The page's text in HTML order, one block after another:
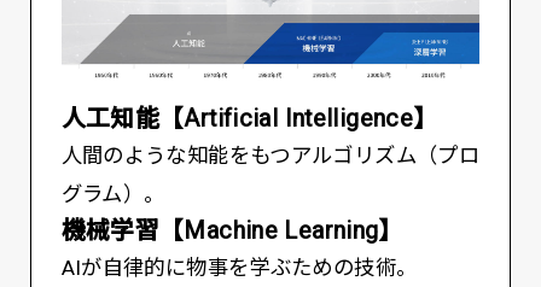
人工知能【Artificial Intelligence】
人間のような知能をもつアルゴリズム（プロ
グラム）。
機械学習【Machine Learning】
AIが自律的に物事を学ぶための技術。